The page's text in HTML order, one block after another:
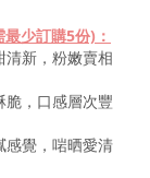
少訂購5份) ：
清新，粉嫩賣相
脆，口感層次豐
感覺，啱晒愛清